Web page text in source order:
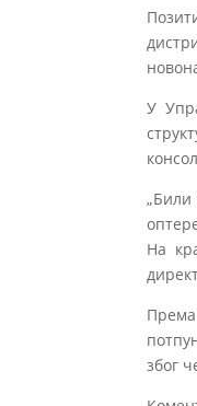
У
„Били
На
због